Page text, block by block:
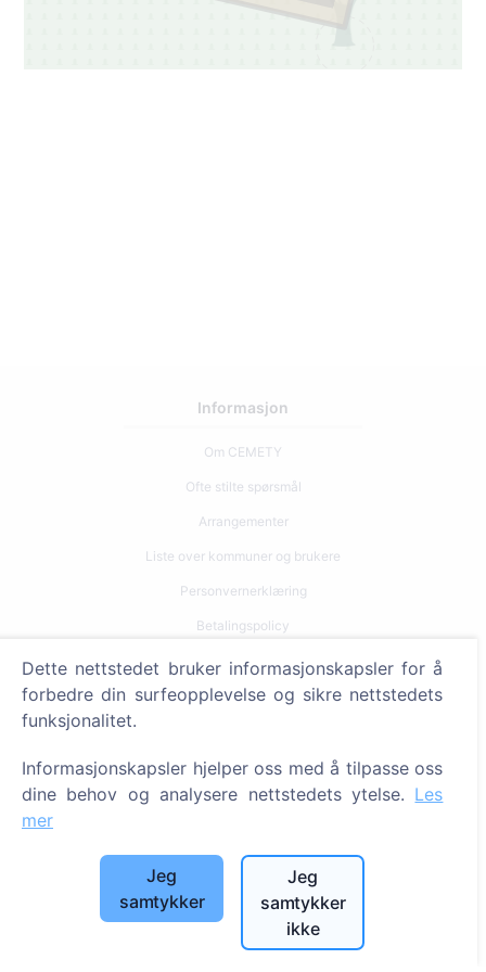
Informasjon
Om CEMETY
Ofte stilte spørsmål
Arrangementer
Liste over kommuner og brukere
Personvernerklæring
Betalingspolicy
Innstillinger for informasjonskapsler
Søk
Søk etter gravplasser
SIA "CEMETY", LV40103618951
Dette nettstedet bruker informasjonskapsler for å
forbedre din surfeopplevelse og sikre nettstedets
funksjonalitet.
Informasjonskapsler hjelper oss med å tilpasse oss
dine behov og analysere nettstedets ytelse. Les
mer
Jeg
samtykker
Jeg
samtykker
ikke